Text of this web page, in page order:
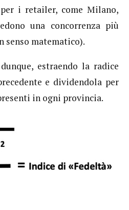
i retailer, come Milano,
una concorrenza più
senso matematico).
estraendo la radice
e dividendola per
in ogni provincia.